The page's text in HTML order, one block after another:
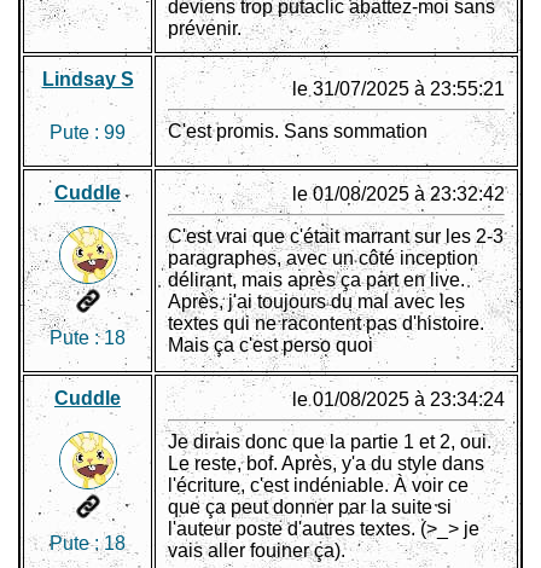
deviens trop putaclic abattez-moi sans
prévenir.
Lindsay S
Pute : 99
le 31/07/2025 à 23:55:21
C'est promis. Sans sommation
Cuddle
Pute :18
le 01/08/2025 à 23:32:42
C'est vrai que c'était marrant sur les 2-3
paragraphes, avec un côté inception
délirant, mais après ça part en live.
Après, j'ai toujours du mal avec les
textes qui ne racontent pas d'histoire.
Mais ça c'est perso quoi
Cuddle
Pute :18
le 01/08/2025 à 23:34:24
Je dirais donc que la partie 1 et 2, oui.
Le reste, bof. Après, y'a du style dans
l'écriture, c'est indéniable. À voir ce
que ça peut donner par la suite si
l'auteur poste d'autres textes. (>_> je
vais aller fouiner ça).